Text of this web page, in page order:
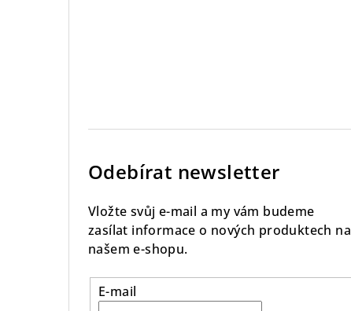
Odebírat newsletter
Vložte svůj e-mail a my vám budeme
zasílat informace o nových produktech na
našem e-shopu.
E-mail